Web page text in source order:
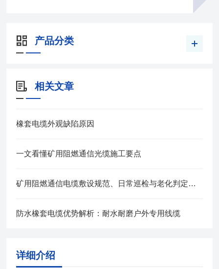
产品分类
相关文章
橡套电缆外观缺陷原因
一文看懂矿用阻燃通信光缆施工要点
矿用阻燃通信电缆敷设规范、日常巡检与老化判定方法
防水橡套电缆优势解析：耐水耐磨户外专用线缆
详细介绍